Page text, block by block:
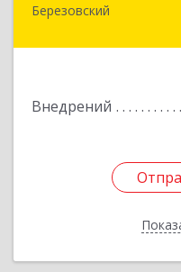
Березовский
Внедрений
623700,